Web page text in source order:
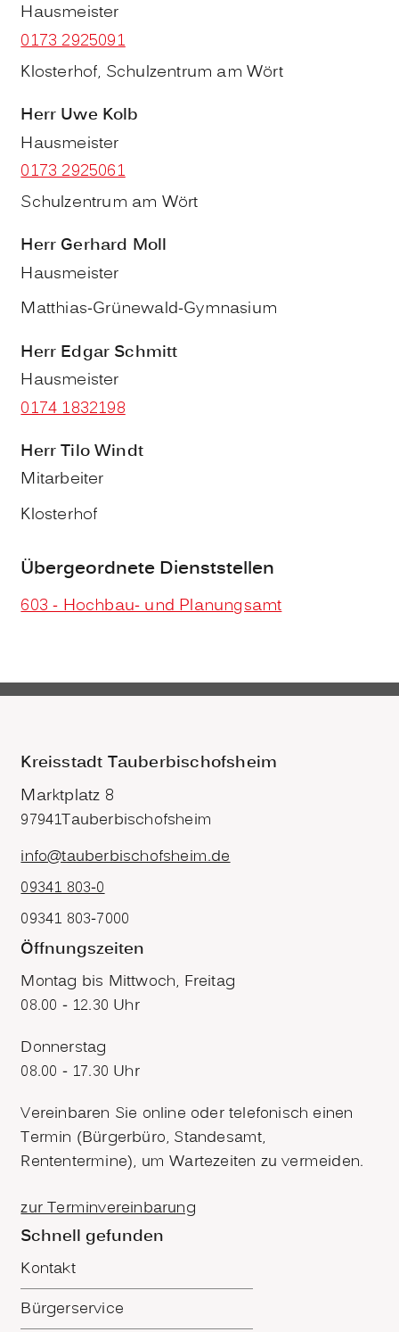
Hausmeister
0173 2925091
Klosterhof, Schulzentrum am Wört
Herr Uwe Kolb
Hausmeister
0173 2925061
Schulzentrum am Wört
Herr Gerhard Moll
Hausmeister
Matthias-Grünewald-Gymnasium
Herr Edgar Schmitt
Hausmeister
0174 1832198
HerrTiloWindt
Mitarbeiter
Klosterhof
Übergeordnete Dienststellen
603 - Hochbau- und Planungsamt
Kreisstadt Tauberbischofsheim
Marktplatz 8
97941Tauberbischofsheim
info@tauberbischofsheim.de
09341 803-0
09341 803-7000
Öffnungszeiten
Montag bis Mittwoch, Freitag
08.00 - 12.30 Uhr
Donnerstag
08.00 - 17.30 Uhr
Vereinbaren Sie online oder telefonisch einen
Termin (Bürgerbüro, Standesamt,
Rententermine), um Wartezeiten zu vermeiden.
zur Terminvereinbarung
Schnell gefunden
Kontakt
Bürgerservice